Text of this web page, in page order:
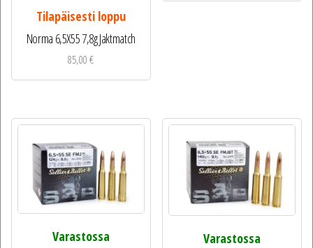
Tilapäisesti loppu
Norma 6,5X55 7,8g Jaktmatch
85,00€
Varastossa
Varastossa